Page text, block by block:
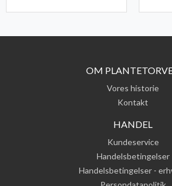
OM
Vores historie
Kontakt
HANDEL
Kundeservice
Handelsbetingelser
Handelsbetingelser -